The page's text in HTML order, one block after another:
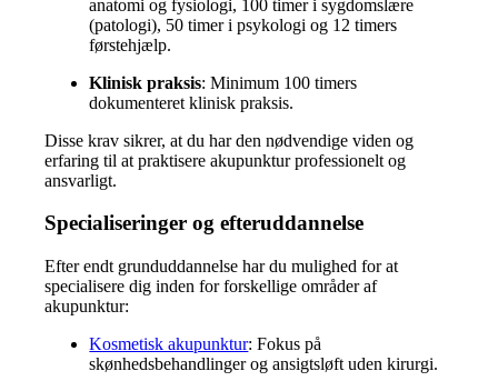
anatomi og fysiologi, 100 timer i sygdomslære
(patologi), 50 timer i psykologi og 12 timers
førstehjælp.
Klinisk praksis:Minimum 100 timers
dokumenteret klinisk praksis.
Disse krav sikrer, at du har den nødvendige viden og
erfaring til at praktisere akupunktur professionelt og
ansvarligt.
Specialiseringer og efteruddannelse
Efter endt grunduddannelse har du mulighed for at
specialisere dig inden for forskellige områder af
akupunktur:
Kosmetisk akupunktur:Fokus på
skønhedsbehandlinger og ansigtsløft uden kirurgi.